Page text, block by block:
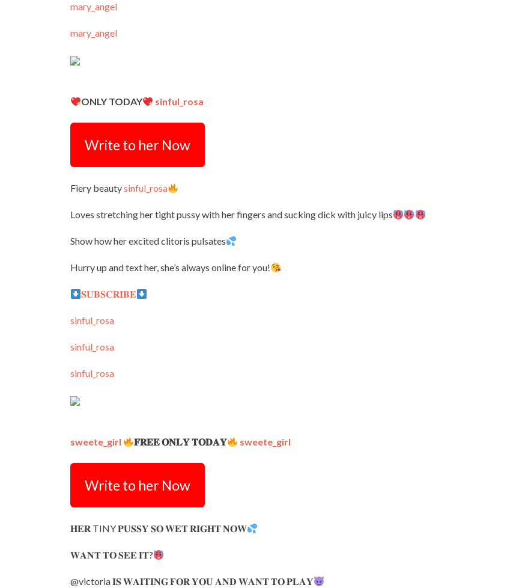
mary_angel
mary_angel
ONLY TODAY sinful_rosa
Write to her Now
Fiery beautysinful_rosa
Loves stretching her tight pussy with her fingers and sucking dick with juicy lips
Show how her excited clitoris pulsates
Hurry up and text her, she’s always online for you!
𝐒𝐔𝐁𝐒𝐂𝐑𝐈𝐁𝐄
sinful_rosa
sinful_rosa
sinful_rosa
sweete_girl 𝐅𝐑𝐄𝐄 𝐎𝐍𝐋𝐘 𝐓𝐎𝐃𝐀𝐘 sweete_girl
Write to her Now
𝐇𝐄𝐑 TINY 𝐏𝐔𝐒𝐒𝐘 𝐒𝐎 𝐖𝐄𝐓 𝐑𝐈𝐆𝐇𝐓 𝐍𝐎𝐖
𝐖𝐀𝐍𝐓 𝐓𝐎 𝐒𝐄𝐄 𝐈𝐓?
@victoria 𝐈𝐒 𝐖𝐀𝐈𝐓𝐈𝐍𝐆 𝐅𝐎𝐑 𝐘𝐎𝐔 𝐀𝐍𝐃 𝐖𝐀𝐍𝐓 𝐓𝐎 𝐏𝐋𝐀𝐘